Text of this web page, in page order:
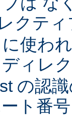
クテ
使わ
ディレ
の認
ト番